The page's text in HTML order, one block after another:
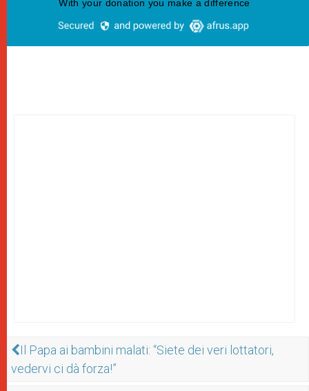
Il Papa ai bambini malati: “Siete dei veri lottatori,
vedervi ci dà forza!”